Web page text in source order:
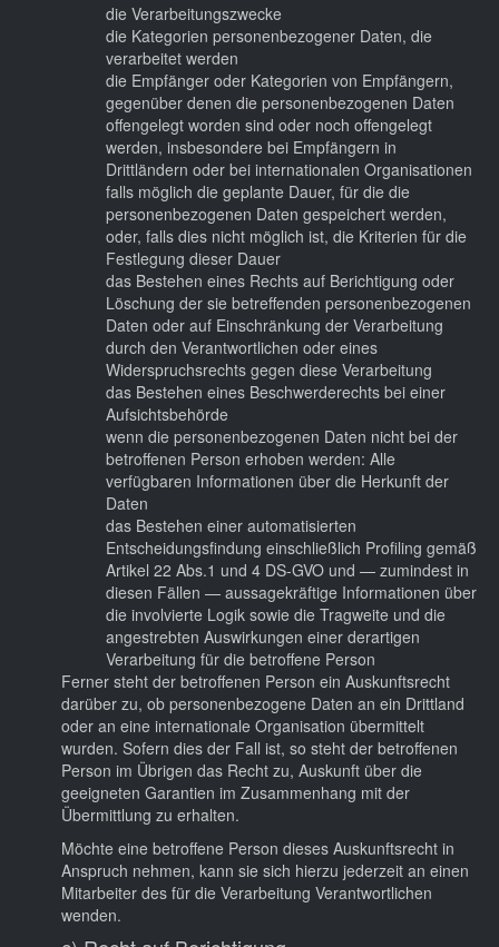
die Verarbeitungszwecke
die Kategorien personenbezogener Daten, die
verarbeitet werden
die Empfänger oder Kategorien von Empfängern,
gegenüber denen die personenbezogenen Daten
offengelegt worden sind oder noch offengelegt
werden, insbesondere bei Empfängern in
Drittländern oder bei internationalen Organisationen
falls möglich die geplante Dauer, für die die
personenbezogenen Daten gespeichert werden,
oder, falls dies nicht möglich ist, die Kriterien für die
Festlegung dieser Dauer
das Bestehen eines Rechts auf Berichtigung oder
Löschung der sie betreffenden personenbezogenen
Daten oder auf Einschränkung der Verarbeitung
durch den Verantwortlichen oder eines
Widerspruchsrechts gegen diese Verarbeitung
das Bestehen eines Beschwerderechts bei einer
Aufsichtsbehörde
wenn die personenbezogenen Daten nicht bei der
betroffenen Person erhoben werden: Alle
verfügbaren Informationen über die Herkunft der
Daten
das Bestehen einer automatisierten
Entscheidungsfindung einschließlich Profiling gemäß
Artikel 22 Abs.1 und 4 DS-GVO und — zumindest in
diesen Fällen — aussagekräftige Informationen über
die involvierte Logik sowie die Tragweite und die
angestrebten Auswirkungen einer derartigen
Verarbeitung für die betroffene Person
Ferner steht der betroffenen Person ein Auskunftsrecht
darüber zu, ob personenbezogene Daten an ein Drittland
oder an eine internationale Organisation übermittelt
wurden. Sofern dies der Fall ist, so steht der betroffenen
Person im Übrigen das Recht zu, Auskunft über die
geeigneten Garantien im Zusammenhang mit der
Übermittlung zu erhalten.
Möchte eine betroffene Person dieses Auskunftsrecht in
Anspruch nehmen, kann sie sich hierzu jederzeit an einen
Mitarbeiter des für die Verarbeitung Verantwortlichen
wenden.